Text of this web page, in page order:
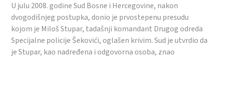
U julu 2008. godine Sud Bosne i Hercegovine, nakon
dvogodišnjeg postupka, donio je prvostepenu presudu
kojom je Miloš Stupar, tadašnji komandant Drugog odreda
Specijalne policije Šekovići, oglašen krivim. Sud je utvrdio da
je Stupar, kao nadređena i odgovorna osoba, znao